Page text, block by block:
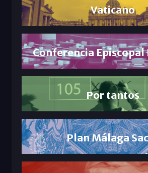
Vaticano
Conferencia Episcopal
Por tantos
Plan Málaga